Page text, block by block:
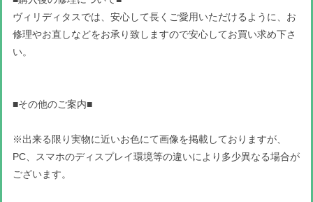
ヴィリディタスでは、安心して長くご愛用いただけるように、お
修理やお直しなどをお承り致しますので安心してお買い求め下さ
い。
■その他のご案内■
※出来る限り実物に近いお色にて画像を掲載しておりますが、
PC、スマホのディスプレイ環境等の違いにより多少異なる場合が
ございます。